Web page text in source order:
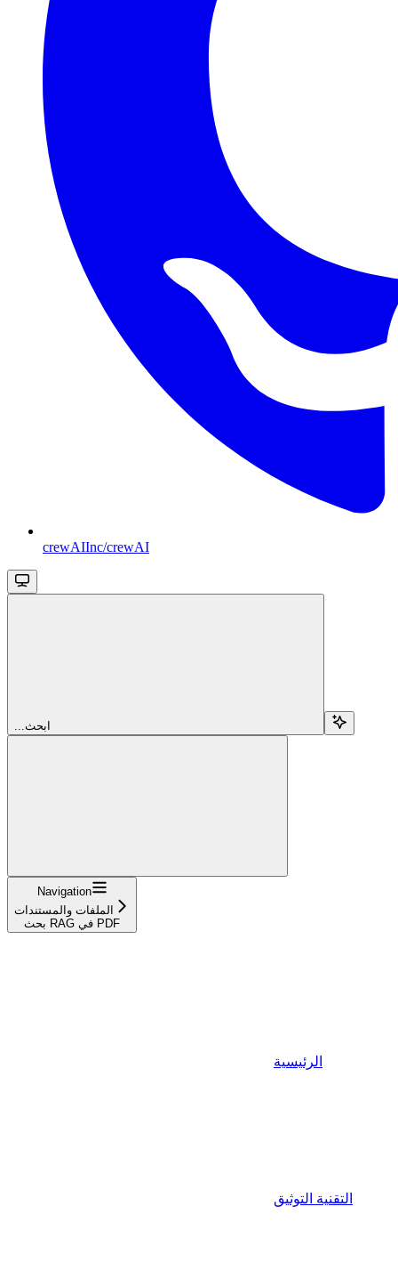
crewAIInc/crewAI
...ابحث
Navigation
الملفات والمستندات
بحث RAG في PDF
الرئيسية
التقنية التوثيق